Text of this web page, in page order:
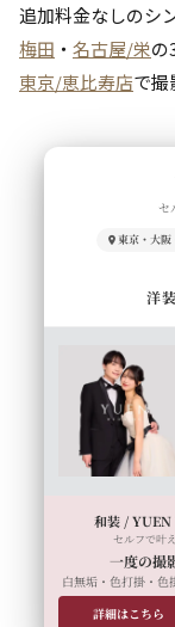
追加料金なしのシ
梅田 ・ 名古屋/栄の
東京/恵比寿店で撮
セ
東京・大
洋
和装 /
セルフで叶
一度の撮
白無垢・色打掛・色
詳細はこちら